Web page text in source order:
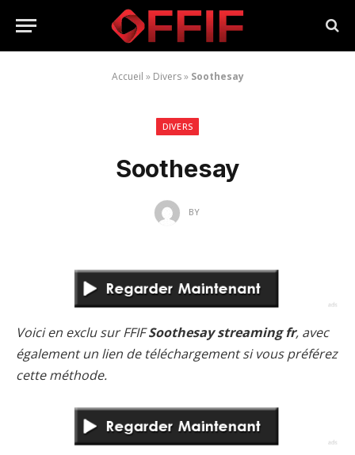
Accueil » Divers» Soothesay
DIVERS
Soothesay
BY
Voici en exclu sur FFIFSoothesay streaming fr, avec
également un lien de téléchargement si vous préférez
cette méthode.